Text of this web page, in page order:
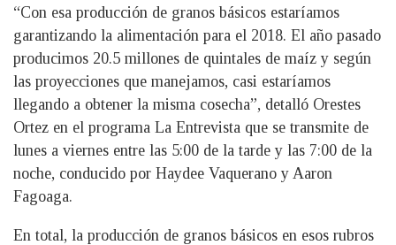
“Con esa producción de granos básicos estaríamos
garantizando la alimentación para el 2018. El año pasado
producimos 20.5 millones de quintales de maíz y según
las proyecciones que manejamos, casi estaríamos
llegando a obtener la misma cosecha”, detalló Orestes
Ortez en el programa La Entrevista que se transmite de
lunes a viernes entre las 5:00 de la tarde y las 7:00 de la
noche, conducido por Haydee Vaquerano y Aaron
Fagoaga.
En total, la producción de granos básicos en esos rubros